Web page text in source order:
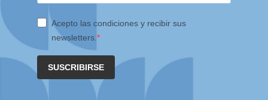
Acepto las condiciones y recibir sus
newsletters.
SUSCRIBIRSE